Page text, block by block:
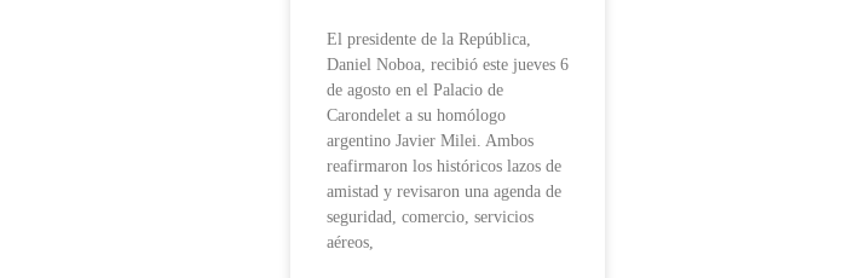
El presidente de la República,
Daniel Noboa, recibió este jueves 6
de agosto en el Palacio de
Carondelet a su homólogo
argentino Javier Milei. Ambos
reafirmaron los históricos lazos de
amistad y revisaron una agenda de
seguridad, comercio, servicios
aéreos,